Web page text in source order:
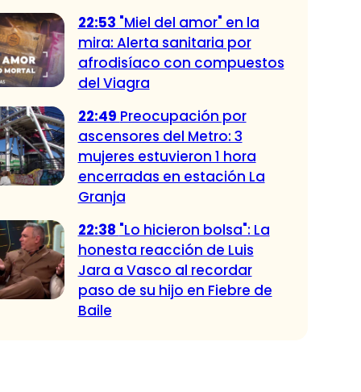
22:53 "Miel del amor" en la
mira: Alerta sanitaria por
afrodisíaco con compuestos
del Viagra
22:49 Preocupación por
ascensores del Metro: 3
mujeres estuvieron 1 hora
encerradas en estación La
Granja
22:38 "Lo hicieron bolsa": La
honesta reacción de Luis
Jara a Vasco al recordar
paso de su hijo en Fiebre de
Baile